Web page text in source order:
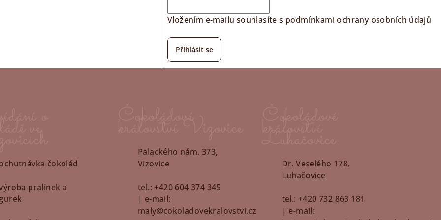
Vložením e-mailu souhlasíte s podmínkami ochrany osobních údajů
Přihlásit se
čokolád
pralinek a
Palackého nám. 373,
Vizovice
tel.: +420 604 374 345
| e-mail:
maly@cokoladovekralovstvi.cz
Dr. Veselého 178,
Luhačovice
tel.: +420 732 863 181
| e-mail: